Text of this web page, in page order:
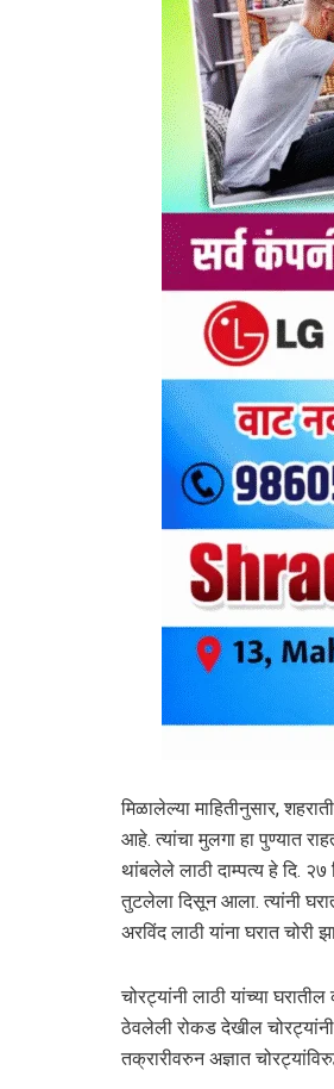
मिळालेल्या माहितीनुसार,
आहे. त्यांचा मुलगा हा पुण्यात
थांबलेले लाठी दाम्पत्य हे दि. २७
तुटलेला दिसून आला. त्यांनी
अरविंद लाठी यांना घरात चोरी
चोरट्यांनी लाठी यांच्या
ठेवलेली रोकड देखील चोरट्यांनी
तक्रारीवरुन अज्ञात